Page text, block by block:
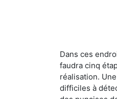
Dans ces
faudra cinq
réalisation.
difficiles à